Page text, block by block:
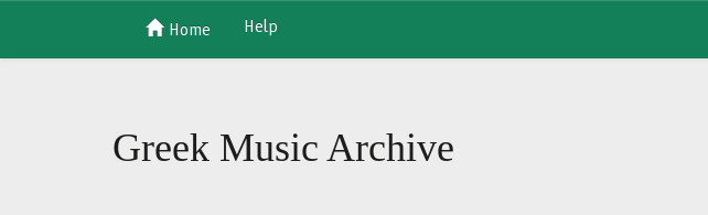
Home Help
Greek Music Archive